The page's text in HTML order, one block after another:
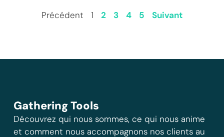
Précédent 1 2 3 4 5 Suivant
Gathering Tools
Découvrez qui nous sommes, ce qui nous anime
et comment nous accompagnons nos clients au